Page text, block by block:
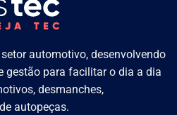
automotivo, desenvolvendo
gestão para facilitar o dia a dia
desmanches,
autopeças.